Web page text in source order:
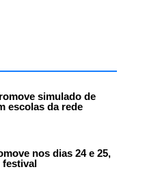
simulado de
escolas da rede
nos dias 24 e 25,
festival